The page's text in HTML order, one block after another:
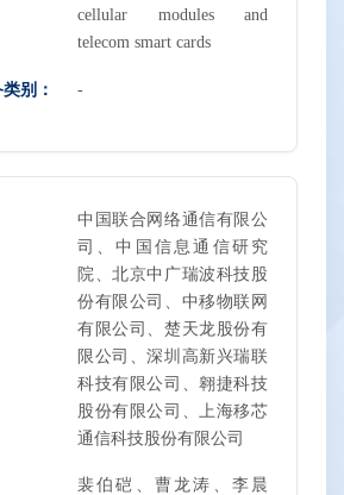
cellular modules and
telecom smart cards
别： -
中国联合网络通信有限公
司、中国信息通信研究
院、北京中广瑞波科技股
份有限公司、中移物联网
有限公司、楚天龙股份有
限公司、深圳高新兴瑞联
科技有限公司、翱捷科技
股份有限公司、上海移芯
通信科技股份有限公司
裴伯硙、曹龙涛、李晨